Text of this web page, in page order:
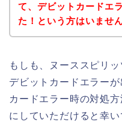
て、デビットカードエ
た！という方はいませ
もしも、ヌーススピリ
デビットカードエラー
カードエラー時の対処
にしていただけると幸い